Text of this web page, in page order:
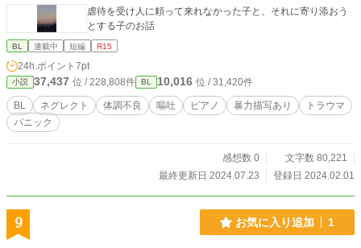
虐待を受け人に頼って来れなかった子と、それに寄り添おう
とする子のお話
BL 連載中 短編 R15
24h.ポイント 7pt
小説 37,437 位 / 228,808件 BL 10,016 位 / 31,420件
BL ネグレクト 体調不良 嘔吐 ピアノ 暴力描写あり
トラウマ
パニック
感想数 0
文字数 80,221
最終更新日 2024.07.23
登録日 2024.02.01
9 お気に入り追加 1